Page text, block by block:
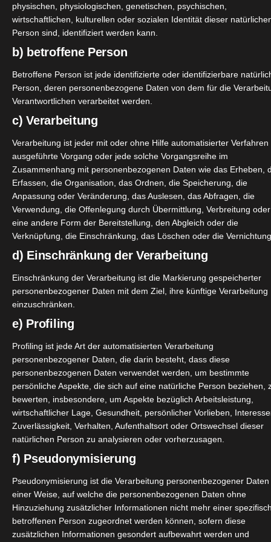
Sunday Natural
Nahrungsergänzungsmittel Herbst
2022
Produktvorstellungen,Vegan
Hanfgeflüster CBD Öl 10% mit Kurkuma
Extrakt
Juli 3, 2022 | CBD,Produktvorstellungen,Vegan, Wellness
Baustein Gesundheit Nährstoff Drink
Test
Februar 17, 2022 | Gesundheit,Nahrungsergänzung,
Produktvorstellungen,Sport,Wellness
physischen, physiologischen, genetischen, psychischen,
wirtschaftlichen, kulturellen oder sozialen Identität dieser
Person sind, identifiziert werden kann.
b) betroffene Person
Betroffene Person ist jede identifizierte oder identifizierbare
Person, deren personenbezogene Daten von dem für die
Verantwortlichen verarbeitet werden.
c) Verarbeitung
Verarbeitung ist jeder mit oder ohne Hilfe automatisierter Verfahren
ausgeführte Vorgang oder jede solche Vorgangsreihe im
Zusammenhang mit personenbezogenen Daten wie das Erheben,
Erfassen, die Organisation, das Ordnen, die Speicherung, die
Anpassung oder Veränderung, das Auslesen, das Abfragen, die
Verwendung, die Offenlegung durch Übermittlung, Verbreitung oder
eine andere Form der Bereitstellung, den Abgleich oder die
Verknüpfung, die Einschränkung, das Löschen oder die Vernichtung.
d) Einschränkung der Verarbeitung
Einschränkung der Verarbeitung ist die Markierung gespeicherter
personenbezogener Daten mit dem Ziel, ihre künftige Verarbeitung
einzuschränken.
e) Profiling
Profiling ist jede Art der automatisierten Verarbeitung
personenbezogener Daten, die darin besteht, dass diese
personenbezogenen Daten verwendet werden, um bestimmte
persönliche Aspekte, die sich auf eine natürliche Person beziehen,
bewerten, insbesondere, um Aspekte bezüglich Arbeitsleistung,
wirtschaftlicher Lage, Gesundheit, persönlicher Vorlieben,
Zuverlässigkeit, Verhalten, Aufenthaltsort oder Ortswechsel dieser
natürlichen Person zu analysieren oder vorherzusagen.
f) Pseudonymisierung
Pseudonymisierung ist die Verarbeitung personenbezogener Daten
einer Weise, auf welche die personenbezogenen Daten ohne
Hinzuziehung zusätzlicher Informationen nicht mehr einer
betroffenen Person zugeordnet werden können, sofern diese
zusätzlichen Informationen gesondert aufbewahrt werden und